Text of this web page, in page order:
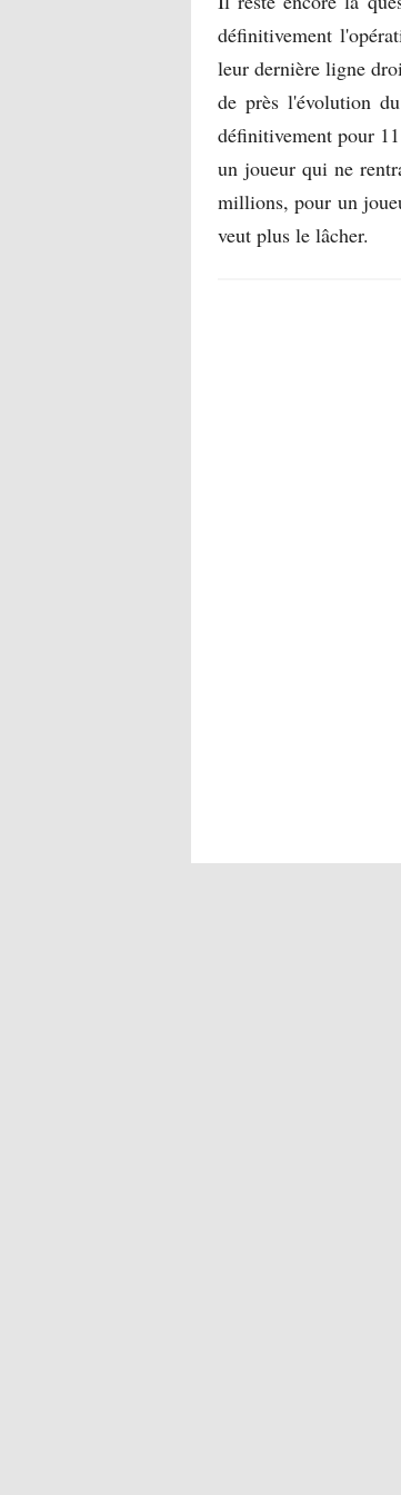
définitivement
leur dernière ligne
de près l'évolution
définitivement pour
un joueur qui ne
millions, pour un
veut plus le lâcher.